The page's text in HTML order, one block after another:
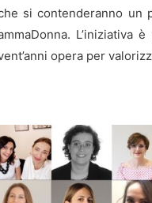
si contenderanno un
L’iniziativa
opera per